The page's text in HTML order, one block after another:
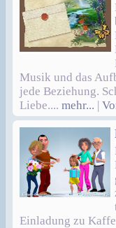
Musik und das
jede Beziehung.
Liebe.... mehr... |
Einladung zu